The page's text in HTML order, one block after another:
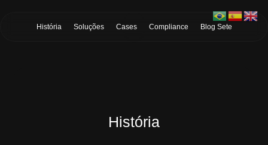
História Soluções Cases Compliance Blog Sete
História